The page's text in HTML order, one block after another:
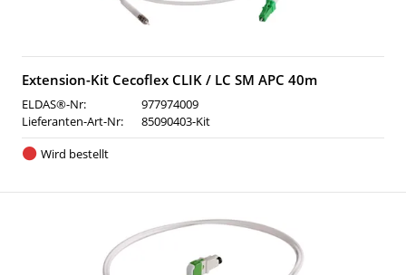
Extension-Kit Cecoflex CLIK / LC SM APC 40m
ELDAS®-Nr:
977974009
Lieferanten-Art-Nr:
85090403-Kit
Wird bestellt